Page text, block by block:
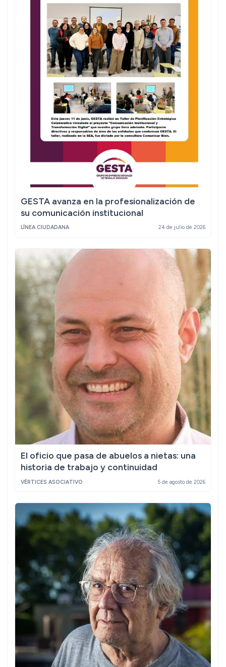
GESTA avanza en la profesionalización de
su comunicación institucional
LÍNEA CIUDADANA 24 de julio de 2026
El oficio que pasa de abuelos a nietas: una
historia de trabajo y continuidad
VÉRTICES ASOCIATIVO 5 de agosto de 2026